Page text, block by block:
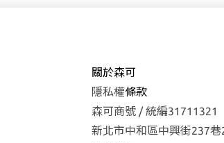
關於森可
隱私權條款
森可商號 / 統編31711321
新北市中和區中興街237巷